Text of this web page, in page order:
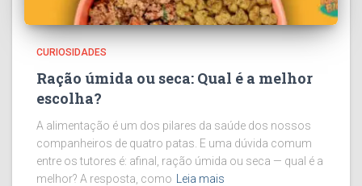
CURIOSIDADES
Ração úmida ou seca: Qual é a melhor
escolha?
A alimentação é um dos pilares da saúde dos nossos
companheiros de quatro patas. E uma dúvida comum
entre os tutores é: afinal, ração úmida ou seca — qual é a
melhor? A resposta, como
Leia mais